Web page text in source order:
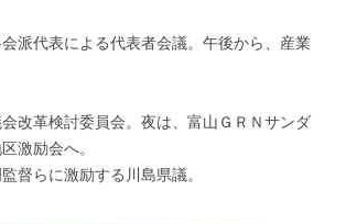
派代表による代表者会議。午後から、産業
改革検討委員会。夜は、富山ＧＲＮサンダ
激励会へ。
督らに激励する川島県議。